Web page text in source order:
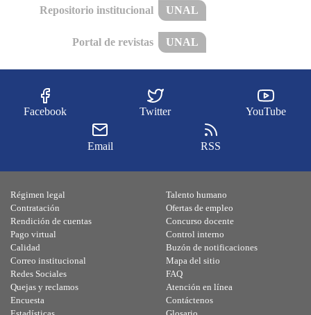
Repositorio institucional UNAL
Portal de revistas UNAL
Facebook Twitter YouTube
Email RSS
Régimen legal
Contratación
Rendición de cuentas
Pago virtual
Calidad
Talento humano
Ofertas de empleo
Concurso docente
Control interno
Buzón de notificaciones
Correo institucional
Redes Sociales
Quejas y reclamos
Encuesta
Mapa del sitio
FAQ
Atención en línea
Contáctenos